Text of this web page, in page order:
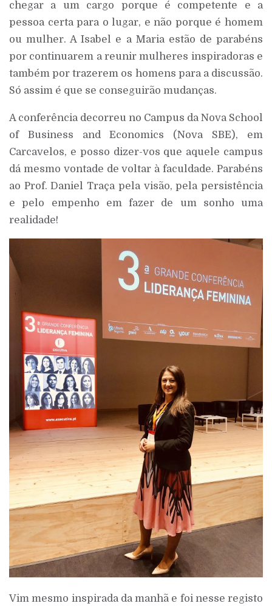
chegar a um cargo porque é competente e a
pessoa certa para o lugar, e não porque é homem
ou mulher. A Isabel e a Maria estão de parabéns
por continuarem a reunir mulheres inspiradoras e
também por trazerem os homens para a discussão.
Só assim é que se conseguirão mudanças.
A conferência decorreu no Campus da Nova School
of Business and Economics (Nova SBE), em
Carcavelos, e posso dizer-vos que aquele campus
dá mesmo vontade de voltar à faculdade. Parabéns
ao Prof. Daniel Traça pela visão, pela persistência
e pelo empenho em fazer de um sonho uma
realidade!
Vim mesmo inspirada da manhã e foi nesse registo